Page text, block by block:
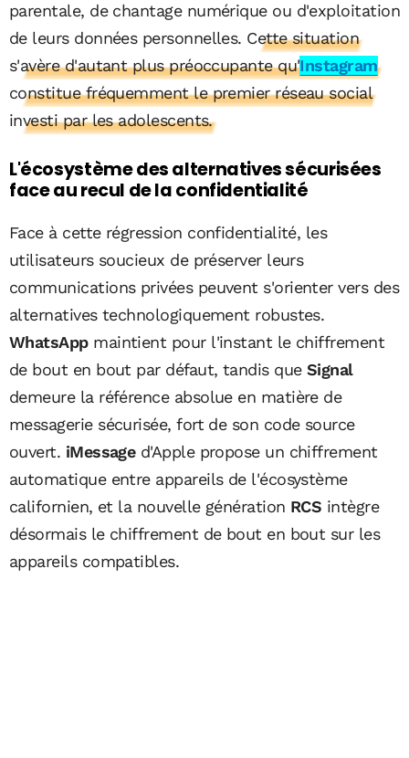
parentale, de chantage numérique ou d'exploitation
de leurs données personnelles. Cette situation
s'avère d'autant plus préoccupante qu'Instagram
constitue fréquemment le premier réseau social
investi par les adolescents.
L'écosystème des alternatives sécurisées
face au recul de la confidentialité
Face à cette régression confidentialité, les
utilisateurs soucieux de préserver leurs
communications privées peuvent s'orienter vers des
alternatives technologiquement robustes.
WhatsAppmaintient pour l'instant le chiffrement
de bout en bout par défaut, tandis que Signal
demeure la référence absolue en matière de
messagerie sécurisée, fort de son code source
ouvert. iMessaged'Apple propose un chiffrement
automatique entre appareils de l'écosystème
californien, et la nouvelle génération RCS intègre
désormais le chiffrement de bout en bout sur les
appareils compatibles.